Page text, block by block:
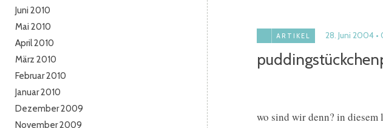
Juni 2010
Mai 2010
April 2010
März 2010
Februar 2010
Januar 2010
Dezember 2009
November 2009
ARTIKEL 28. Juni 2004
wo sind wir denn? in diesem